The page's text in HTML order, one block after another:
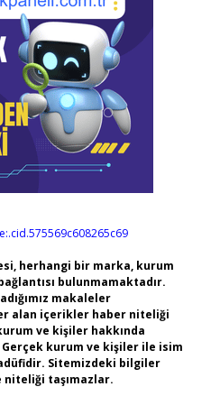
herhangi bir marka, kurum
bulunmamaktadır.
makaleler
alan içerikler haber niteliği
ve kişiler hakkında
Gerçek kurum ve kişiler ile isim
Sitemizdeki bilgiler
taşımazlar.